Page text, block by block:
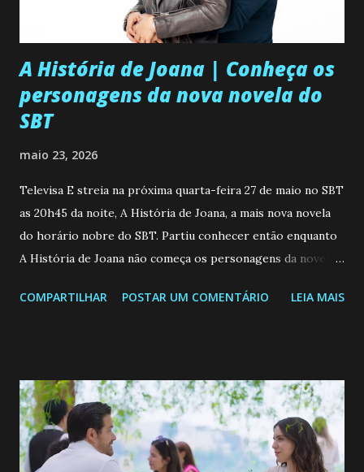
A História de Joana | Conheça os
personagens da nova novela do
SBT
maio 23, 2026
Televisa E streia na próxima quarta-feira 27 de maio no SBT
as 20h45 da noite, A História de Joana, a mais nova novela
do horário nobre do SBT. Partiu conhecer então enquanto
A História de Joana não começa os personagens da novela?
de 25/05/26 a 31/05/26 JOANA GUADALUPE (Camila
permanecer virgem até encontrar o homem que realmente
ama, o que não é fácil, já que dedica todas as suas energias a
se aprimorar, trabalhando, estudando e se orgulhando de
ser a primeira mulher da família a ingressar na
COMPARTILHAR POSTAR UM COMENTÁRIO LEIA MAIS